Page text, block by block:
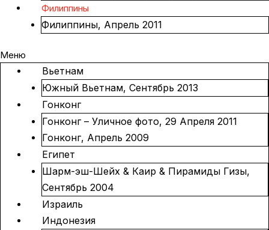
Филиппины
Филиппины, Апрель 2011
Меню
Вьетнам
Южный Вьетнам, Сентябрь 2013
Гонконг
Гонконг – Уличное фото, 29 Апреля 2011
Гонконг, Апрель 2009
Египет
Шарм-эш-Шейх & Каир & Пирамиды Гизы,
Сентябрь 2004
Израиль
Индонезия